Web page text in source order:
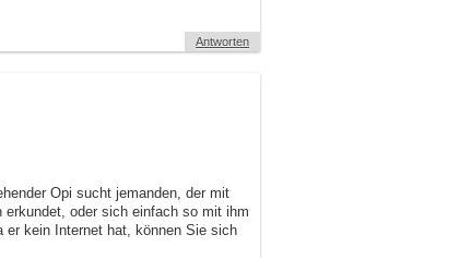
Antworten
Opi sucht jemanden, der mit
erkundet, oder sich einfach so mit ihm
kein Internet hat, können Sie sich